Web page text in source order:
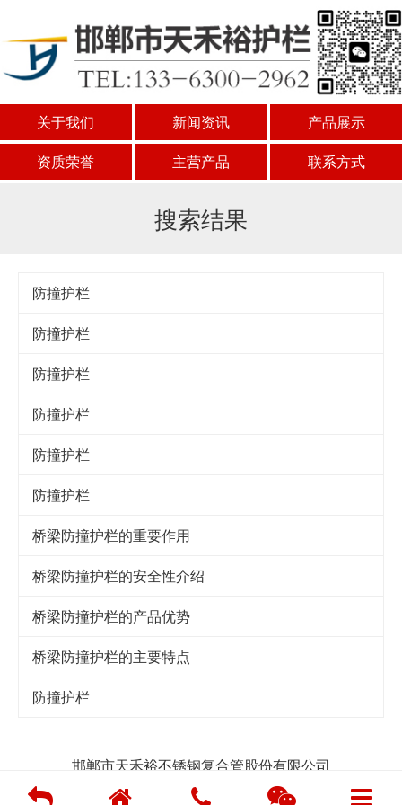
关于我们 新闻资讯
产品展示
资质荣誉
主营产品 联系方式
搜索结果
防撞护栏
防撞护栏
防撞护栏
防撞护栏
防撞护栏
防撞护栏
桥梁防撞护栏的重要作用
桥梁防撞护栏的安全性介绍
桥梁防撞护栏的产品优势
桥梁防撞护栏的主要特点
防撞护栏
邯郸市天禾裕不锈钢复合管股份有限公司